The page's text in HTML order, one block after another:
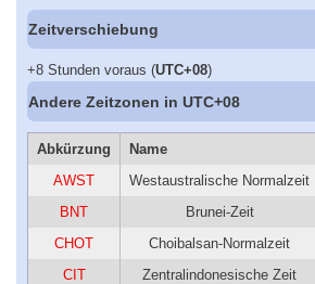
Zeitverschiebung
+8 Stunden voraus (UTC+08)
Andere Zeitzonen in UTC+08
Abkürzung
Name
AWST
Westaustralische Normalzeit
BNT
Brunei-Zeit
CHOT
Choibalsan-Normalzeit
CIT
Zentralindonesische Zeit